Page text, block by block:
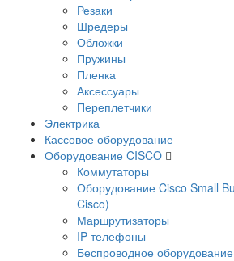
Резаки
Шредеры
Обложки
Пружины
Пленка
Аксессуары
Переплетчики
Электрика
Кассовое оборудование
Оборудование CISCO
Коммутаторы
Оборудование Cisco Small
Cisco)
Маршрутизаторы
IP-телефоны
Беспроводное оборудование